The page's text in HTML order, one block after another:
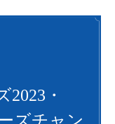
・
ズチャン